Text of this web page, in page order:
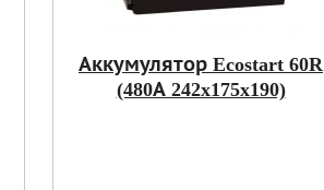
Аккумулятор Ecostart 60R
(480А 242x175x190)